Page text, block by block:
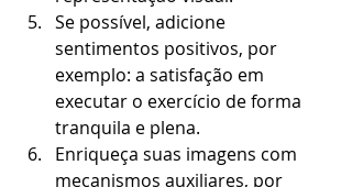
Se possível, adicione
sentimentos positivos, por
exemplo: a satisfação em
executar o exercício de forma
tranquila e plena.
Enriqueça suas imagens com
mecanismos auxiliares, por